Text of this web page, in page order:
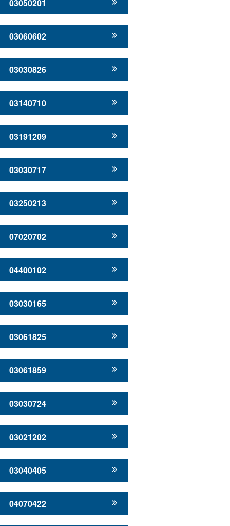
03050201
03060602
03030826
03140710
03191209
03030717
03250213
07020702
04400102
03030165
03061825
03061859
03030724
03021202
03040405
04070422